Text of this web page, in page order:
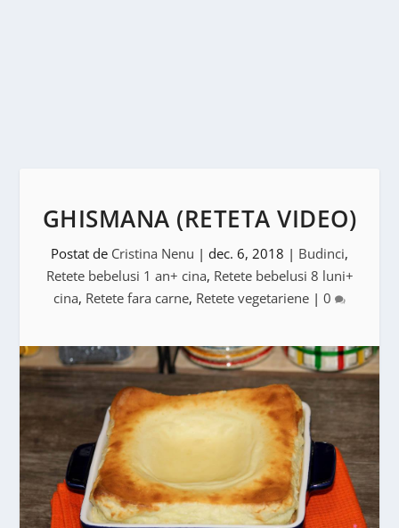
GHISMANA (RETETA VIDEO)
Postat de Cristina Nenu | dec. 6, 2018 | Budinci,
Retete bebelusi 1 an+ cina, Retete bebelusi 8 luni+
cina, Retete fara carne, Retete vegetariene | 0